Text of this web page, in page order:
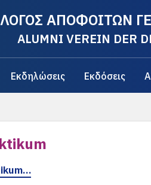
ΑΠΟΦΟΙΤΩΝ
ALUMNI VEREIN DER
Εκδηλώσεις Εκδόσεις